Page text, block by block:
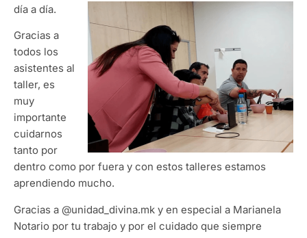
día a día.
​Gracias a
todos los
asistentes al
taller, es
muy
importante
cuidarnos
tanto por
dentro como por fuera y con estos talleres estamos
aprendiendo mucho.
​Gracias a @unidad_divina.mk y en especial a Marianela
Notario por tu trabajo y por el cuidado que siempre